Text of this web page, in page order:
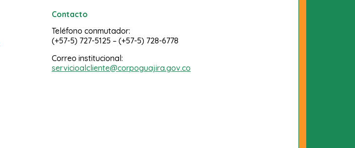
Contacto
Teléfono conmutador:
(+57-5) 727-5125 – (+57-5) 728-6778
Correo institucional:
servicioalcliente@corpoguajira.gov.co